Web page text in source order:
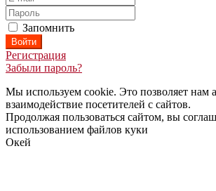
Запомнить
Регистрация
Забыли пароль?
Мы используем cookie. Это позволяет нам
взаимодействие посетителей с сайтов.
Продолжая пользоваться сайтом, вы
использованием файлов куки
Окей